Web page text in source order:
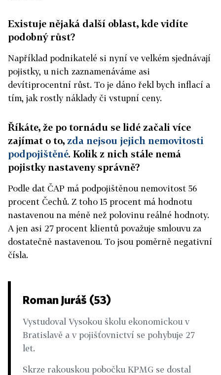
Existuje nějaká další oblast, kde vidíte
podobný růst?
Například podnikatelé si nyní ve velkém sjednávají
pojistky, u nich zaznamenáváme asi
devítiprocentní růst. To je dáno řekl bych inflací a
tím, jak rostly náklady či vstupní ceny.
Říkáte, že po tornádu se lidé začali více
zajímat o to, zda nejsou jejich nemovitosti
podpojištěné. Kolik z nich stále nemá
pojistky nastaveny správně?
Podle dat ČAP má podpojištěnou nemovitost 56
procent Čechů. Z toho 15 procent má hodnotu
nastavenou na méně než polovinu reálné hodnoty.
A jen asi 27 procent klientů považuje smlouvu za
dostatečně nastavenou. To jsou poměrně negativní
čísla.
Roman Juráš (53)
Vystudoval Vysokou školu ekonomickou v
Bratislavě a v pojišťovnictví se pohybuje 27
let.
Skrze rakouskou pobočku KPMG se dostal